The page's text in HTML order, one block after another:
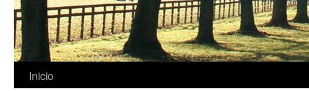
Saltar
Inicio